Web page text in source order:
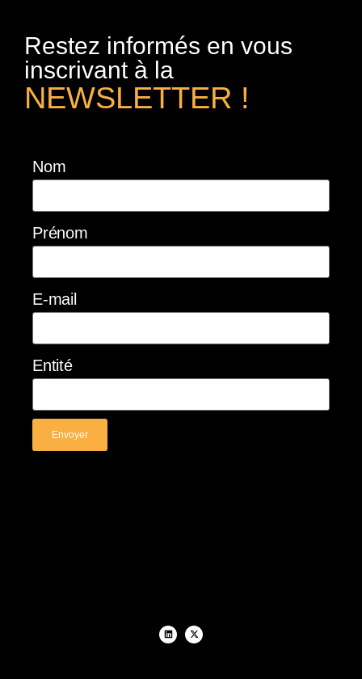
Restez informés en vous
inscrivant à la
NEWSLETTER !
Nom
Prénom
E-mail
Entité
Envoyer